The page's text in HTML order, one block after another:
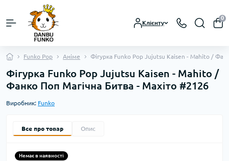
Клієнту
0
Funko Pop Аніме Фігурка Funko Pop Jujutsu Kaisen - Mahito /
Фігурка Funko Pop Jujutsu Kaisen - Mahito /
Фанко Поп Магічна Битва - Махіто #2126
Виробник: Funko
Все про товар Опис
Немає в наявності